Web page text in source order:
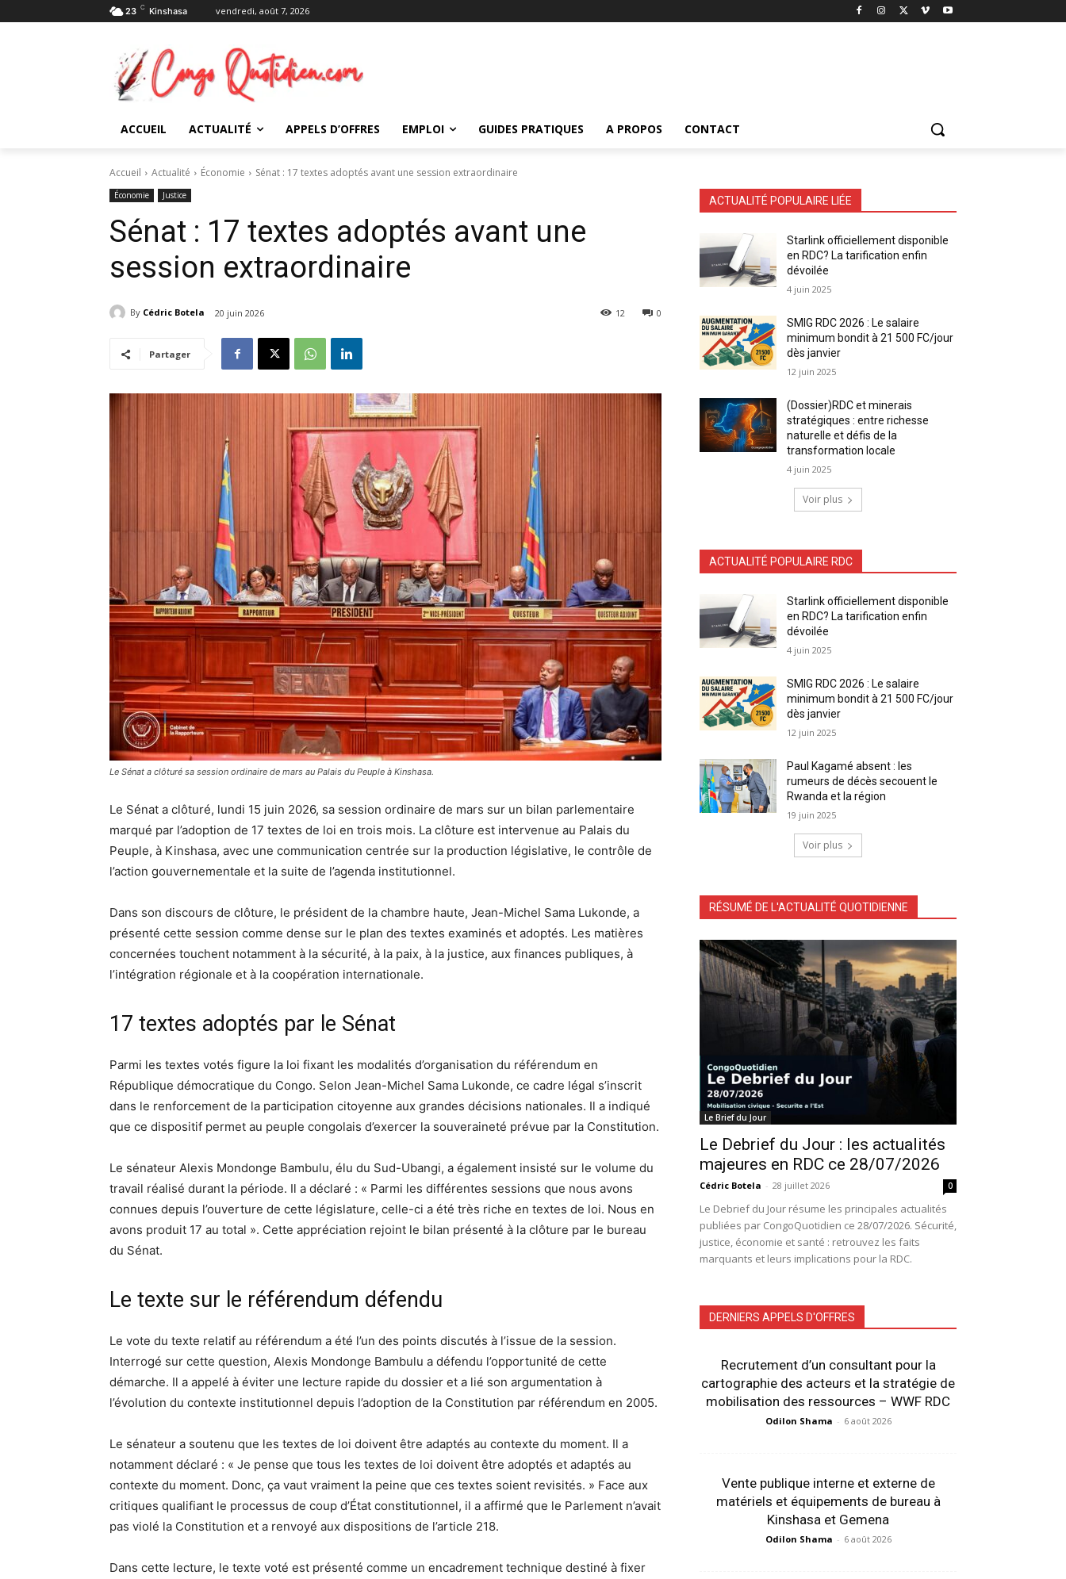
23 C Kinshasa vendredi, août 7, 2026
ACCUEIL ACTUALITÉ APPELS D’OFFRES EMPLOI GUIDES PRATIQUES A PROPOS CONTACT
Accueil Actualité Économie Sénat : 17 textes adoptés avant une session extraordinaire
Économie Justice
Sénat : 17 textes adoptés avant une
session extraordinaire
By Cédric Botela 20 juin 2026 0
12
Partager
Le Sénat a clôturé sa session ordinaire de mars au Palais du Peuple à Kinshasa.
Le Sénat a clôturé, lundi 15 juin 2026, sa session ordinaire de mars sur un bilan parlementaire
marqué par l’adoption de 17 textes de loi en trois mois. La clôture est intervenue au Palais du
Peuple, à Kinshasa, avec une communication centrée sur la production législative, le contrôle de
l’action gouvernementale et la suite de l’agenda institutionnel.
Dans son discours de clôture, le président de la chambre haute, Jean-Michel Sama Lukonde, a
présenté cette session comme dense sur le plan des textes examinés et adoptés. Les matières
concernées touchent notamment à la sécurité, à la paix, à la justice, aux finances publiques, à
l’intégration régionale et à la coopération internationale.
17 textes adoptés par le Sénat
Parmi les textes votés figure la loi fixant les modalités d’organisation du référendum en
République démocratique du Congo. Selon Jean-Michel Sama Lukonde, ce cadre légal s’inscrit
dans le renforcement de la participation citoyenne aux grandes décisions nationales. Il a indiqué
que ce dispositif permet au peuple congolais d’exercer la souveraineté prévue par la Constitution.
Le sénateur Alexis Mondonge Bambulu, élu du Sud-Ubangi, a également insisté sur le volume du
travail réalisé durant la période. Il a déclaré : « Parmi les différentes sessions que nous avons
connues depuis l’ouverture de cette législature, celle-ci a été très riche en textes de loi. Nous en
avons produit 17 au total ». Cette appréciation rejoint le bilan présenté à la clôture par le bureau
du Sénat.
Le texte sur le référendum défendu
Le vote du texte relatif au référendum a été l’un des points discutés à l’issue de la session.
Interrogé sur cette question, Alexis Mondonge Bambulu a défendu l’opportunité de cette
démarche. Il a appelé à éviter une lecture rapide du dossier et a lié son argumentation à
l’évolution du contexte institutionnel depuis l’adoption de la Constitution par référendum en 2005.
Le sénateur a soutenu que les textes de loi doivent être adaptés au contexte du moment. Il a
notamment déclaré : « Je pense que tous les textes de loi doivent être adoptés et adaptés au
contexte du moment. Donc, ça vaut vraiment la peine que ces textes soient revisités. » Face aux
critiques qualifiant le processus de coup d’État constitutionnel, il a affirmé que le Parlement n’avait
pas violé la Constitution et a renvoyé aux dispositions de l’article 218.
Dans cette lecture, le texte voté est présenté comme un encadrement technique destiné à fixer
ACTUALITÉ POPULAIRE LIÉE
Starlink officiellement disponible
en RDC? La tarification enfin
dévoilée
4 juin 2025
SMIG RDC 2026 : Le salaire
minimum bondit à 21 500 FC/jour
dès janvier
12 juin 2025
(Dossier)RDC et minerais
stratégiques : entre richesse
naturelle et défis de la
transformation locale
4 juin 2025
Voir plus
ACTUALITÉ POPULAIRE RDC
Starlink officiellement disponible
en RDC? La tarification enfin
dévoilée
4 juin 2025
SMIG RDC 2026 : Le salaire
minimum bondit à 21 500 FC/jour
dès janvier
12 juin 2025
Paul Kagamé absent : les
rumeurs de décès secouent le
Rwanda et la région
19 juin 2025
Voir plus
RÉSUMÉ DE L'ACTUALITÉ QUOTIDIENNE
Le Brief du Jour
Le Debrief du Jour : les actualités
majeures en RDC ce 28/07/2026
Cédric Botela - 28 juillet 2026 0
Le Debrief du Jour résume les principales actualités
publiées par CongoQuotidien ce 28/07/2026. Sécurité,
justice, économie et santé : retrouvez les faits
marquants et leurs implications pour la RDC.
DERNIERS APPELS D'OFFRES
Recrutement d’un consultant pour la
cartographie des acteurs et la stratégie de
mobilisation des ressources – WWF RDC
Odilon Shama - 6 août 2026
Vente publique interne et externe de
matériels et équipements de bureau à
Kinshasa et Gemena
Odilon Shama - 6 août 2026